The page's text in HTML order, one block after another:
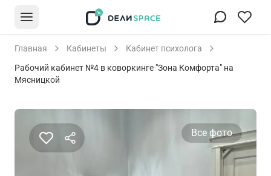
Главная Кабинеты
Кабинет психолога
Рабочий кабинет №4 в коворкинге "Зона Комфорта" на
Мясницкой
Все фото